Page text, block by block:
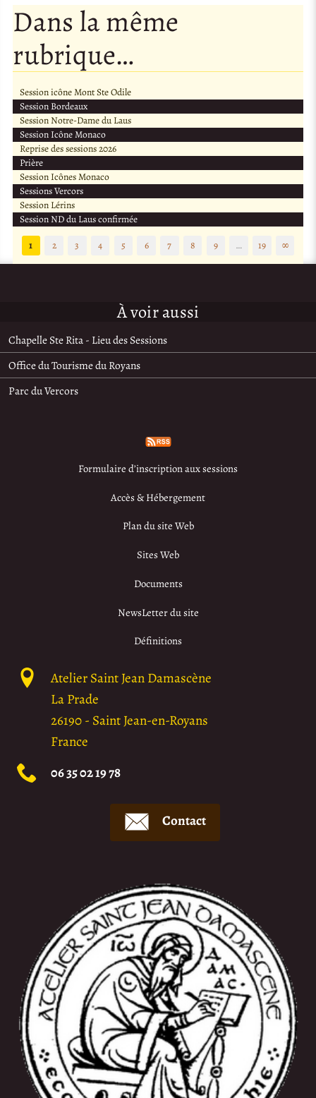
Dans la même
rubrique…
Session icône Mont Ste Odile
Session Bordeaux
Session Notre-Dame du Laus
Session Icône Monaco
Reprise des sessions 2026
Prière
Session Icônes Monaco
Sessions Vercors
Session Lérins
Session ND du Laus confirmée
1
2 3 4 5 6 7 8 9 … 19 ∞
À voir aussi
Chapelle Ste Rita - Lieu des Sessions
Office du Tourisme du Royans
Parc du Vercors
Formulaire d’inscription aux sessions
Accès & Hébergement
Plan du site Web
Sites Web
Documents
NewsLetter du site
Définitions
Atelier Saint Jean Damascène
La Prade
26190- Saint Jean-en-Royans
France
06 35 02 19 78
Contact